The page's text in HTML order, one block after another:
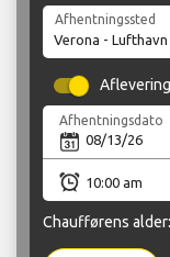
Afhentningssted
Afhentningsdato
Chaufførens alder: